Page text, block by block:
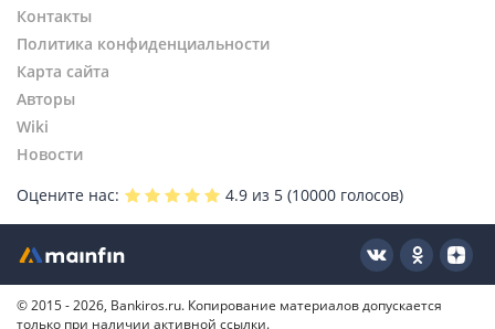
Контакты
Политика конфиденциальности
Карта сайта
Авторы
Wiki
Новости
Оцените нас:
4.9 из 5 (10000 голосов)
© 2015 - 2026, Bankiros.ru. Копирование материалов допускается
только при наличии активной ссылки.